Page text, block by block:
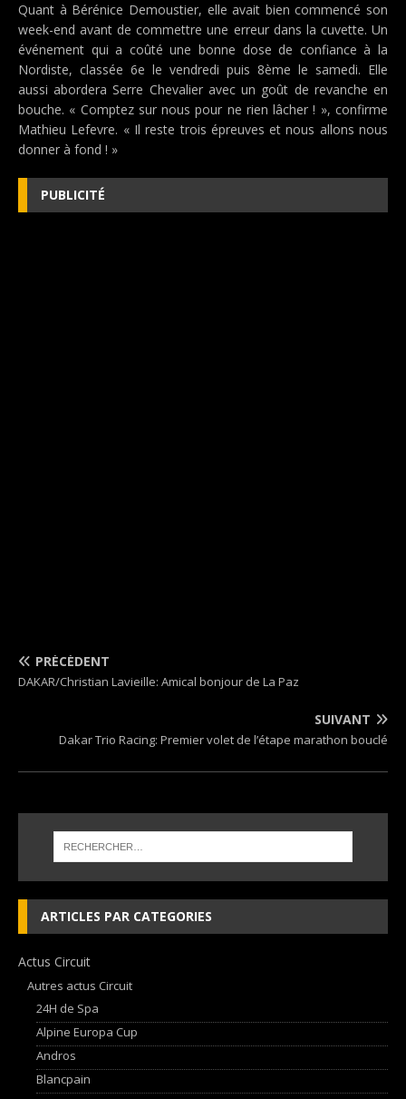
Quant à Bérénice Demoustier, elle avait bien commencé son
week-end avant de commettre une erreur dans la cuvette. Un
événement qui a coûté une bonne dose de confiance à la
Nordiste, classée 6e le vendredi puis 8ème le samedi. Elle
aussi abordera Serre Chevalier avec un goût de revanche en
bouche. « Comptez sur nous pour ne rien lâcher ! », confirme
Mathieu Lefevre. « Il reste trois épreuves et nous allons nous
donner à fond ! »
PUBLICITÉ
PRÉCÉDENT
DAKAR/Christian Lavieille: Amical bonjour de La Paz
SUIVANT
Dakar Trio Racing: Premier volet de l’étape marathon bouclé
ARTICLES PAR CATEGORIES
Actus Circuit
Autres actus Circuit
24H de Spa
Alpine Europa Cup
Andros
Blancpain